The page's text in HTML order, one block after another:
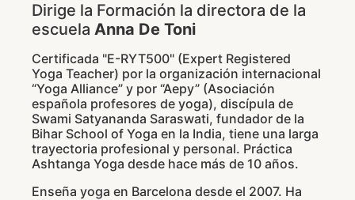
Dirige la Formación la directora de la
escuela Anna De Toni
Certificada "E-RYT500" (Expert Registered
Yoga Teacher) por la organización internacional
“Yoga Alliance” y por “Aepy” (Asociación
española profesores de yoga), discípula de
Swami Satyananda Saraswati, fundador de la
Bihar School of Yoga en la India, tiene una larga
trayectoria profesional y personal. Práctica
Ashtanga Yoga desde hace más de 10 años.
Enseña yoga en Barcelona desde el 2007. Ha